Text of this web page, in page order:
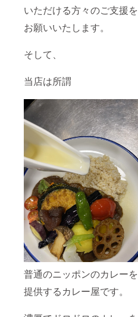
いただける方々のご支援を
お願いいたします。
そして、
当店は所謂
普通のニッポンのカレーを
提供するカレー屋です。